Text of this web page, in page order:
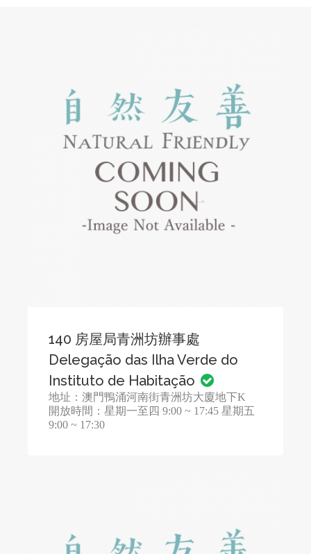
140 房屋局青洲坊辦事處
Delegação das Ilha Verde do
Instituto de Habitação
地址：澳門鴨涌河南街青洲坊大廈地下K
開放時間：星期一至四 9:00 ~ 17:45 星期五
9:00 ~ 17:30